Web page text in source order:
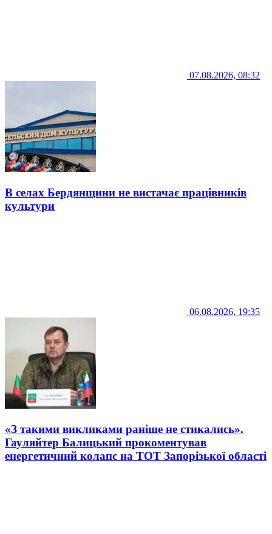
07.08.2026, 08:32
В селах Бердянщини не вистачає працівників
культури
06.08.2026, 19:35
«З такими викликами раніше не стикались».
Гауляйтер Балицький прокоментував
енергетичний колапс на ТОТ Запорізької області